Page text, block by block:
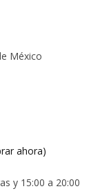
México
ahora)
y 15:00 a 20:00